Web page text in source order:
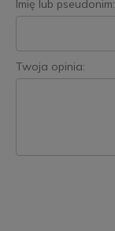
Imię lub pseudonim:
Twoja opinia: